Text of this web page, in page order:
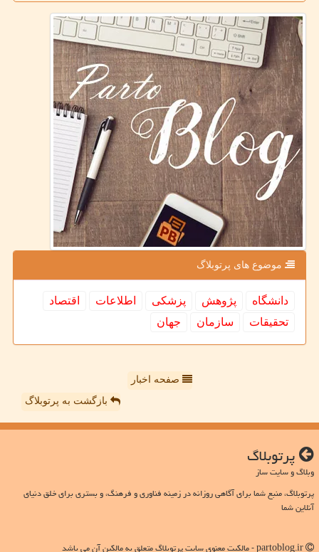
موضوع های پرتوبلاگ
دانشگاه پژوهش پزشكی اطلاعات
اقتصاد
تحقیقات
سازمان جهان
صفحه اخبار
بازگشت به پرتوبلاگ
پرتوبلاگ
وبلاگ و سایت ساز
پرتوبلاگ، منبع شما برای آگاهی روزانه در زمینه فناوری و فرهنگ، و بستری برای خلق دنیای
آنلاین شما